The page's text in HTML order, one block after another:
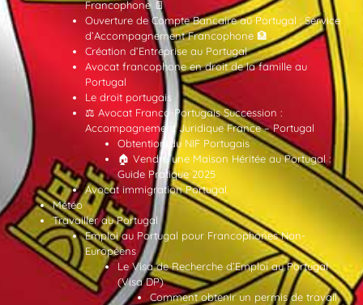
Francophone 📄
Ouverture de Compte Bancaire au Portugal : Service
d’Accompagnement Francophone 🏦
Création d’Entreprise au Portugal
Avocat francophone en droit de la famille au
Portugal
Le droit portugais
⚖️ Avocat Franco-Portugais Succession :
Accompagnement Juridique France – Portugal
Obtention du NIF Portugais
🏠 Vendre une Maison Héritée au Portugal :
Guide Pratique 2025
Avocat immigration Portugal
Météo
Travailler au Portugal
Emploi au Portugal pour Francophones Non-
Européens
Le Visa de Recherche d’Emploi au Portugal
(Visa DP)
Comment obtenir un permis de travail